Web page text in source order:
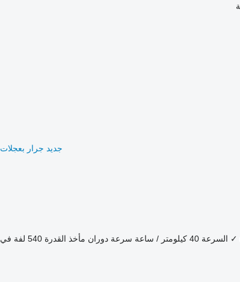
جديد جرار بعجلات Massey Ferguson 5711M Essential
✓ السرعة 40 كيلومتر / ساعة سرعة دوران مأخذ القدرة 540 لفة في الدقيقة